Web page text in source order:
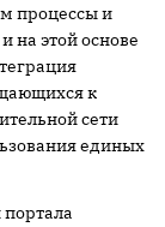
процессы и
на этой основе
к
сети
единых